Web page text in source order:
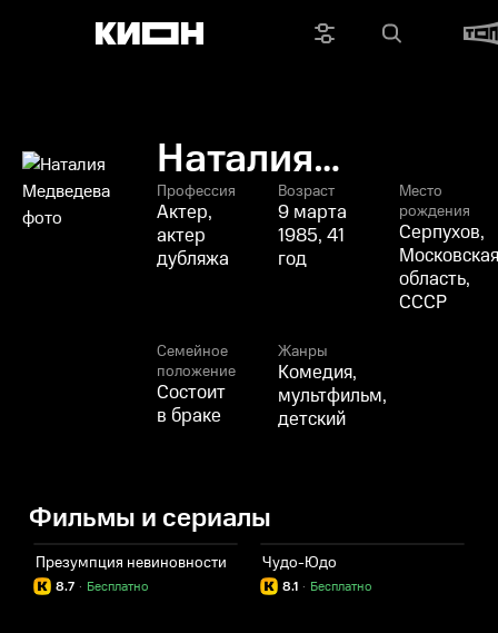
Наталия
Медведева
Профессия
Актер,
актер
дубляжа
Возраст
9 марта
1985, 41
год
Место
рождения
Серпухов,
область,
СССР
Семейное
положение
Состоит
в браке
Жанры
Комедия,
мультфильм,
детский
Фильмы и сериалы
Презумпция невиновности
8.7 Бесплатно
·
Чудо-Юдо
8.1 Бесплатно
·